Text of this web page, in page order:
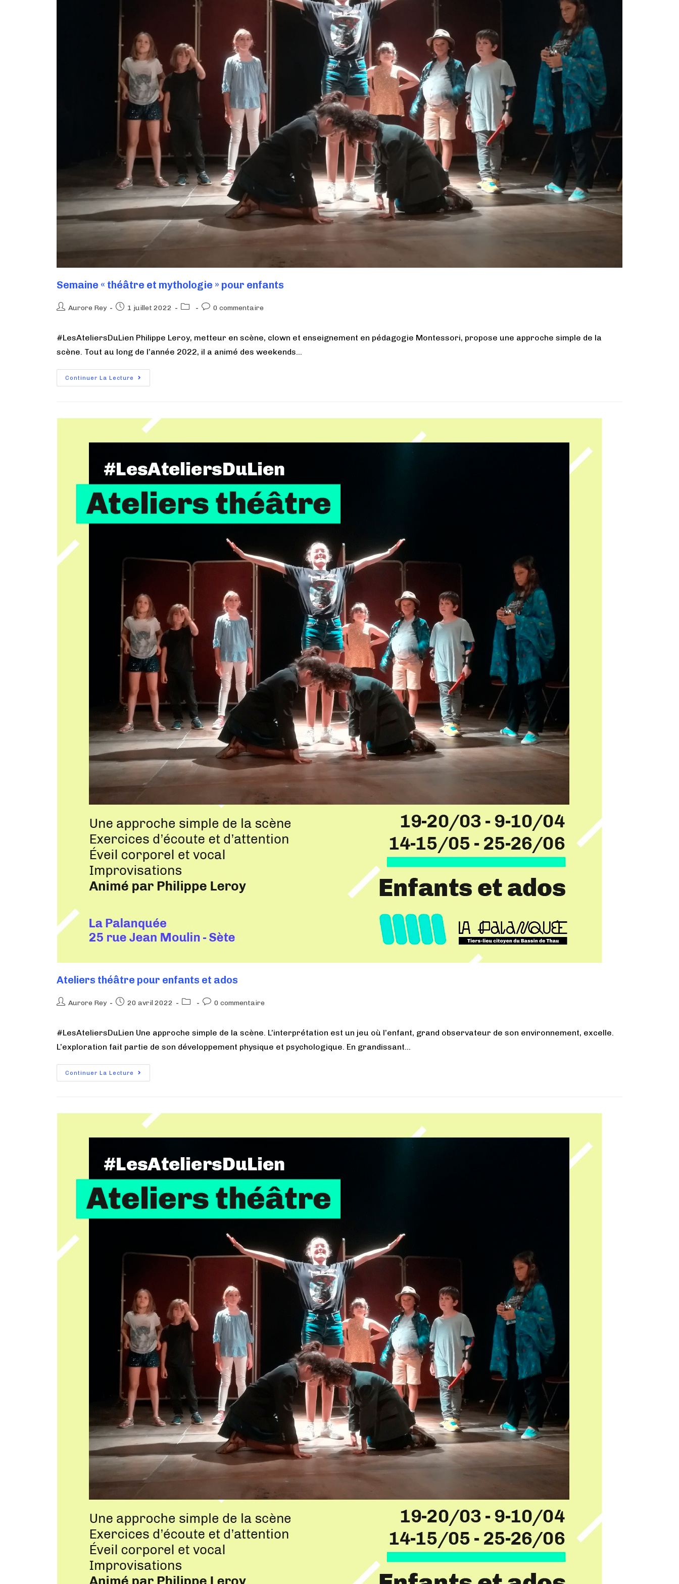
Semaine « théâtre et mythologie » pour enfants
Aurore Rey 1 juillet 2022 0 commentaire
#LesAteliersDuLien Philippe Leroy, metteur en scène, clown et enseignement en pédagogie Montessori, propose une approche simple de la
scène. Tout au long de l’année 2022, il a animé des weekends…
Continuer La Lecture
Ateliers théâtre pour enfants et ados
Aurore Rey 20 avril 2022 0 commentaire
#LesAteliersDuLien Une approche simple de la scène. L’interprétation est un jeu où l’enfant, grand observateur de son environnement, excelle.
L’exploration fait partie de son développement physique et psychologique. En grandissant…
Continuer La Lecture